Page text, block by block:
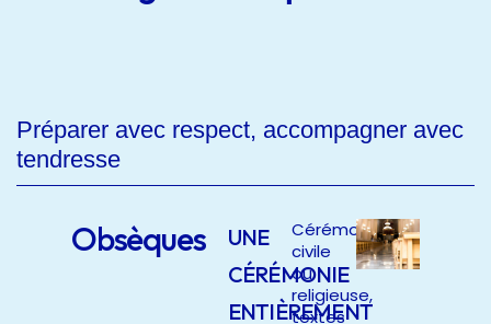
Préparer avec respect, accompagner avec
tendresse
Obsèques
UNE
CÉRÉMONIE
ENTIÈREMENT
Cérémonie
civile
ou
religieuse,
textes